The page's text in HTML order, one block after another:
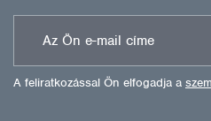
A feliratkozással Ön elfogadja a